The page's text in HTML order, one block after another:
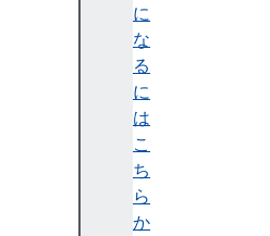
に
な
る
に
は
こ
ち
ら
か